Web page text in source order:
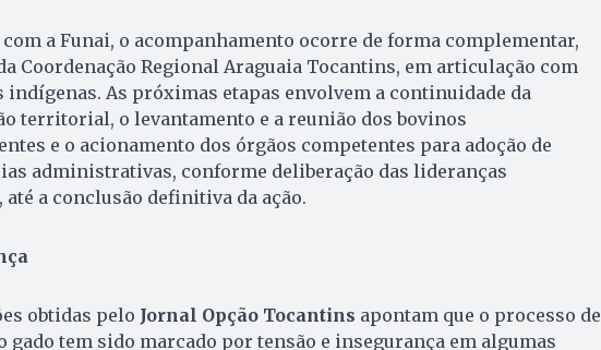
com a Funai, o acompanhamento ocorre de forma complementar,
Coordenação Regional Araguaia Tocantins, em articulação com
indígenas. As próximas etapas envolvem a continuidade da
territorial, o levantamento e a reunião dos bovinos
e o acionamento dos órgãos competentes para adoção de
administrativas, conforme deliberação das lideranças
até a conclusão definitiva da ação.
obtidas pelo Jornal Opção Tocantins apontam que o processo de
gado tem sido marcado por tensão e insegurança em algumas